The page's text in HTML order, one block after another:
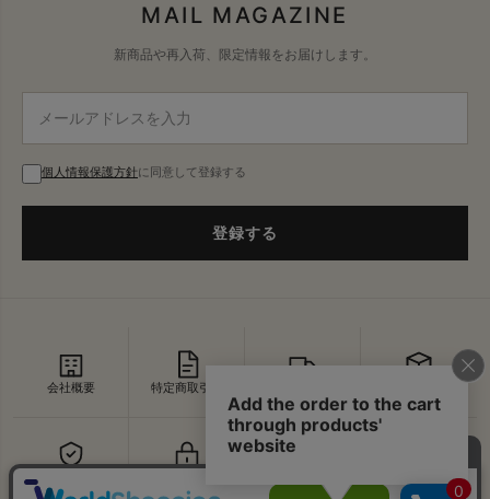
MAIL MAGAZINE
新商品や再入荷、限定情報をお届けします。
個人情報保護方針に同意して登録する
登録する
会社概要 特定商取引法
セキュリティ お問い合わせ